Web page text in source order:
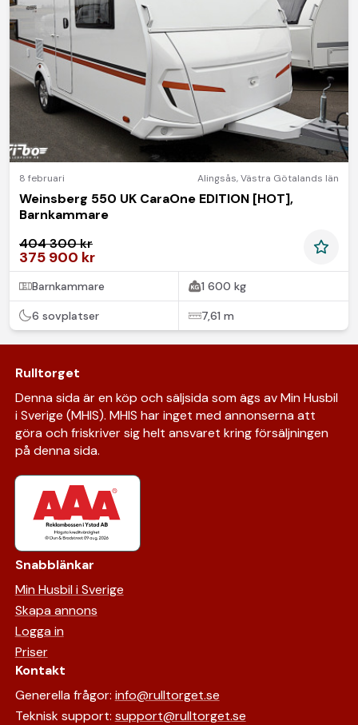
8 februari Alingsås,Västra Götalands län
Weinsberg 550 UK CaraOne EDITION [HOT],
Barnkammare
404 300 kr
375 900 kr
Barnkammare 1 600 kg
6 sovplatser 7,61 m
Rulltorget
Denna sida är en köp och säljsida som ägs av Min Husbil
i Sverige (MHIS). MHIS har inget med annonserna att
göra och friskriver sig helt ansvaret kring försäljningen
på denna sida.
Snabblänkar
Min Husbil i Sverige
Skapa annons
Logga in
Priser
Kontakt
Generella frågor: info@rulltorget.se
Teknisk support: support@rulltorget.se